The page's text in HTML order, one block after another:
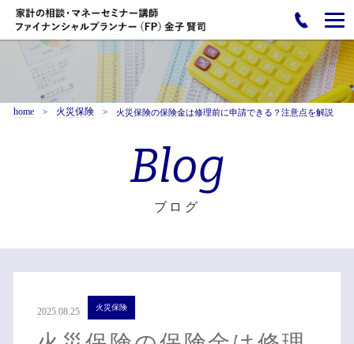
home 火災保険 火災保険の保険金は修理前に申請できる？注意点を解説
Blog
ブログ
2025.08.25 火災保険